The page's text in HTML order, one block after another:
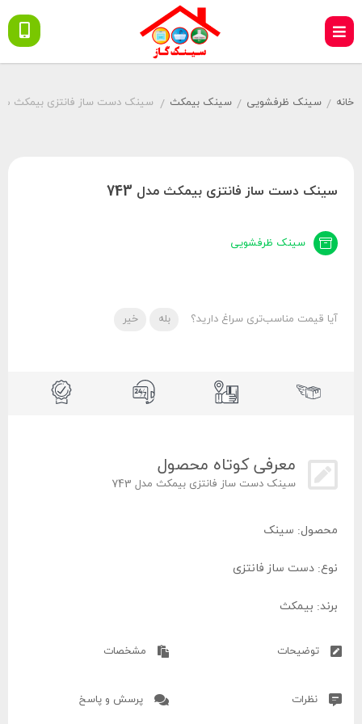
خانه / سینک ظرفشویی / سینک بیمکث / سینک دست ساز فانتزی بیمکث مدل
سینک دست ساز فانتزی بیمکث مدل 743
سینک ظرفشویی
آیا قیمت مناسب‌تری سراغ دارید؟ بله خیر
معرفی کوتاه محصول
سینک دست ساز فانتزی بیمکث مدل 743
محصول: سینک
نوع: دست ساز فانتزی
برند: بیمکث
مدل: 743توضیحات مشخصات
نظرات پرسش و پاسخ